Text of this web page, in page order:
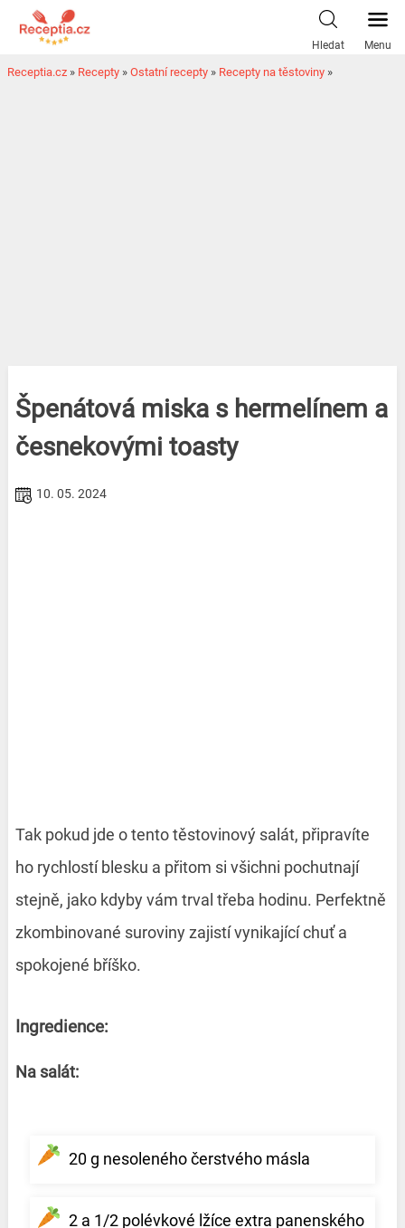
Hledat Menu
Receptia.cz » Recepty » Ostatní recepty » Recepty na těstoviny »
Špenátová miska s hermelínem a
česnekovými toasty
10. 05. 2024
Tak pokud jde o tento těstovinový salát, připravíte
ho rychlostí blesku a přitom si všichni pochutnají
stejně, jako kdyby vám trval třeba hodinu. Perfektně
zkombinované suroviny zajistí vynikající chuť a
spokojené bříško.
Ingredience:
Na salát:
20 g nesoleného čerstvého másla
2 a 1/2 polévkové lžíce extra panenského